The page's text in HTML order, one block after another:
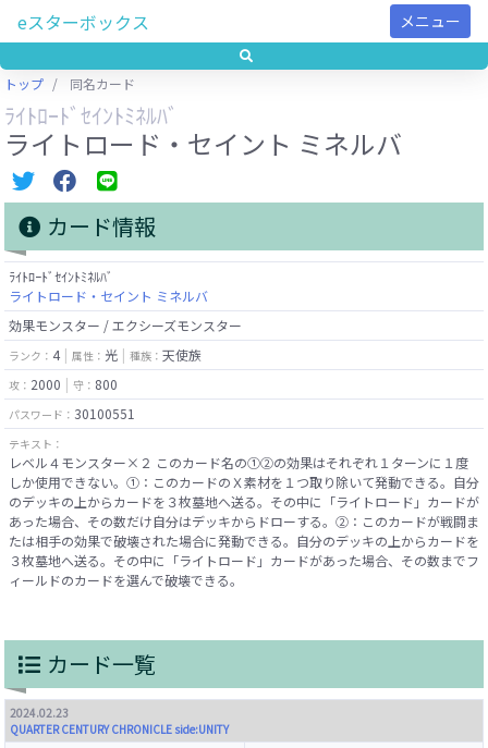
eスターボックス メニュー
トップ 同名カード
ﾗｲﾄﾛｰﾄﾞｾｲﾝﾄﾐﾈﾙﾊﾞ
ライトロード・セイント ミネルバ
カード情報
ﾗｲﾄﾛｰﾄﾞｾｲﾝﾄﾐﾈﾙﾊﾞ
ライトロード・セイント ミネルバ
効果モンスター / エクシーズモンスター
ランク： 4 属性： 光 種族： 天使族
攻： 2000 守： 800
パスワード： 30100551
テキスト：
レベル４モンスター×２ このカード名の①②の効果はそれぞれ１ターンに１度
しか使用できない。①：このカードのＸ素材を１つ取り除いて発動できる。自分
のデッキの上からカードを３枚墓地へ送る。その中に「ライトロード」カードが
あった場合、その数だけ自分はデッキからドローする。②：このカードが戦闘ま
たは相手の効果で破壊された場合に発動できる。自分のデッキの上からカードを
３枚墓地へ送る。その中に「ライトロード」カードがあった場合、その数までフ
ィールドのカードを選んで破壊できる。
カード一覧
2024.02.23
QUARTER CENTURY CHRONICLE side:UNITY